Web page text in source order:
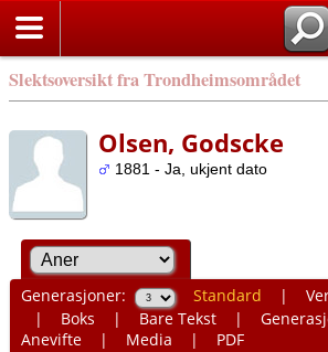
Slektsoversikt fra Trondheimsområdet
Olsen, Godscke
1881 - Ja, ukjent dato
Generasjoner: Standard |
| Boks | Bare Tekst|
Anevifte| Media | PDF